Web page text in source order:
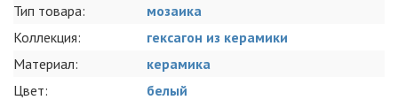
Тип товара:
мозаика
Коллекция:
гексагон из керамики
Материал:
керамика
Цвет:
белый